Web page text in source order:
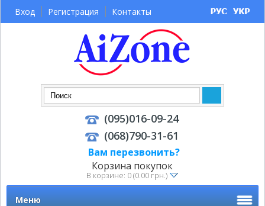
Корзина покупок
В корзине: 0 (0.00 грн.)
(095)016-09-24
(068)790-31-61
Вам перезвонить?
Вход Регистрация Контакты
Меню